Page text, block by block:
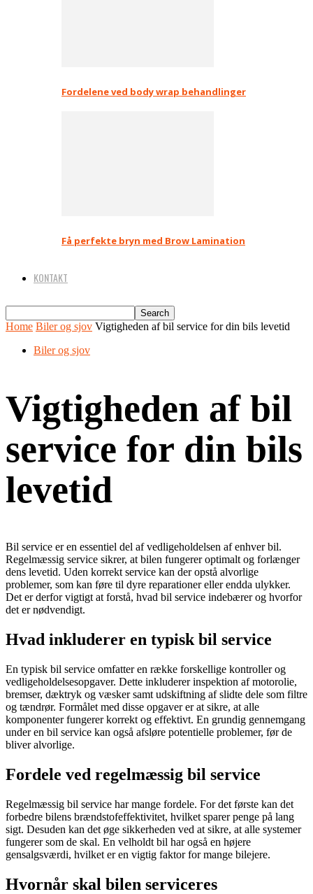
Fordelene ved body wrap behandlinger
Få perfekte bryn med Brow Lamination
KONTAKT
Home Biler og sjov Vigtigheden af bil service for din bils levetid
Biler og sjov
Vigtigheden af bil
service for din bils
levetid
Bil service er en essentiel del af vedligeholdelsen af enhver bil.
Regelmæssig service sikrer, at bilen fungerer optimalt og forlænger
dens levetid. Uden korrekt service kan der opstå alvorlige
problemer, som kan føre til dyre reparationer eller endda ulykker.
Det er derfor vigtigt at forstå, hvad bil service indebærer og hvorfor
det er nødvendigt.
Hvad inkluderer en typisk bil service
En typisk bil service omfatter en række forskellige kontroller og
vedligeholdelsesopgaver. Dette inkluderer inspektion af motorolie,
bremser, dæktryk og væsker samt udskiftning af slidte dele som filtre
og tændrør. Formålet med disse opgaver er at sikre, at alle
komponenter fungerer korrekt og effektivt. En grundig gennemgang
under en bil service kan også afsløre potentielle problemer, før de
bliver alvorlige.
Fordele ved regelmæssig bil service
Regelmæssig bil service har mange fordele. For det første kan det
forbedre bilens brændstofeffektivitet, hvilket sparer penge på lang
sigt. Desuden kan det øge sikkerheden ved at sikre, at alle systemer
fungerer som de skal. En velholdt bil har også en højere
gensalgsværdi, hvilket er en vigtig faktor for mange bilejere.
Hvornår skal bilen serviceres